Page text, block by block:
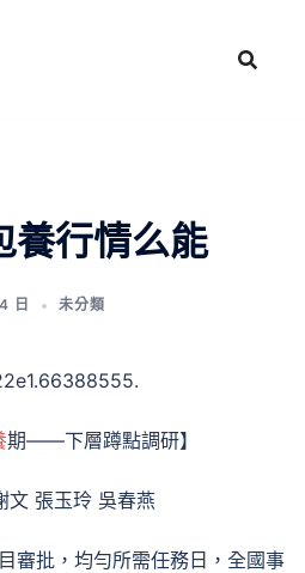
養行情么能
日 未分類
期——下層蹲點調研】
張玉玲 吳春燕
批，均勻所需任務日，全國事